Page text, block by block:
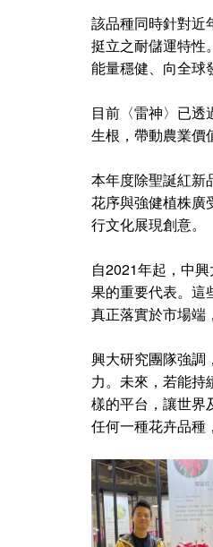
該品種同時針對近
挺立之耐儲運特性
能量穩健、向全球
目前〈雷神〉已
生根，帶動農業價
本年度除聖誕紅新
花序與強健植株廣
行文化展現創意。
自2021年起，中
果的重要代表。這
真正落實於市場端
興大研究團隊強調
力。未來，若能持
樣的平台，讓世界
任何一種花卉品種